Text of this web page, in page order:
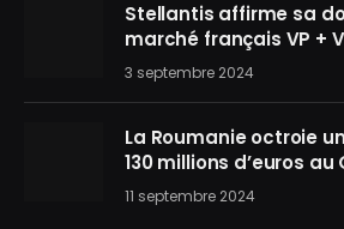
Stellantis affirme sa
marché français VP +
3 septembre 2024
La Roumanie octroie
130 millions d’euros
11 septembre 2024